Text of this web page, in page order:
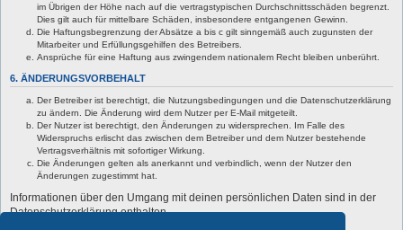
im Übrigen der Höhe nach auf die vertragstypischen Durchschnittsschäden begrenzt.
Dies gilt auch für mittelbare Schäden, insbesondere entgangenen Gewinn.
Die Haftungsbegrenzung der Absätze a bis c gilt sinngemäß auch zugunsten der
Mitarbeiter und Erfüllungsgehilfen des Betreibers.
Ansprüche für eine Haftung aus zwingendem nationalem Recht bleiben unberührt.
6. ÄNDERUNGSVORBEHALT
Der Betreiber ist berechtigt, die Nutzungsbedingungen und die Datenschutzerklärung
zu ändern. Die Änderung wird dem Nutzer per E-Mail mitgeteilt.
Der Nutzer ist berechtigt, den Änderungen zu widersprechen. Im Falle des
Widerspruchs erlischt das zwischen dem Betreiber und dem Nutzer bestehende
Vertragsverhältnis mit sofortiger Wirkung.
Die Änderungen gelten als anerkannt und verbindlich, wenn der Nutzer den
Änderungen zugestimmt hat.
Informationen über den Umgang mit deinen persönlichen Daten sind in der
Datenschutzerklärung enthalten.